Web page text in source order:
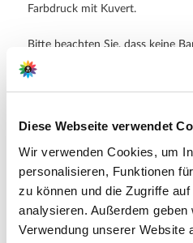
Diese Webseite verwendet
Wir verwenden Cookies, um
personalisieren, Funktionen
zu können und die Zugriffe
analysieren. Außerdem
Verwendung unserer Website
Farbdruck mit Kuvert.
Bitte beachten Sie, dass keine
Bei der Bestellung von
Kreditkarte oder PayPal) bestellt
Hersteller/Importeur